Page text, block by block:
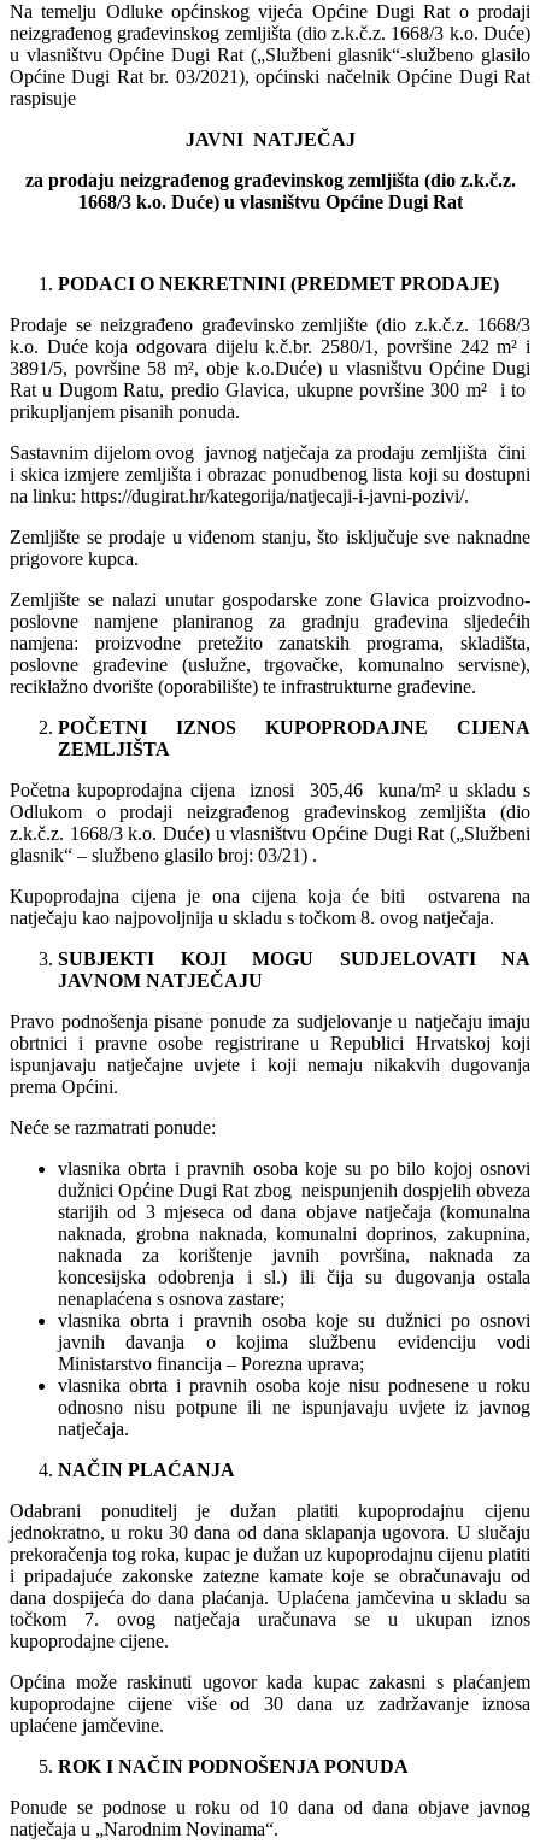
Na temelju Odluke općinskog vijeća Općine Dugi Rat o prodaji
neizgrađenog građevinskog zemljišta (dio z.k.č.z. 1668/3 k.o. Duće)
u vlasništvu Općine Dugi Rat („Službeni glasnik“-službeno glasilo
Općine Dugi Rat br. 03/2021), općinski načelnik Općine Dugi Rat
raspisuje
JAVNI NATJEČAJ
za prodaju neizgrađenog građevinskog zemljišta (dio z.k.č.z.
1668/3 k.o. Duće) u vlasništvu Općine Dugi Rat
PODACI O NEKRETNINI (PREDMET PRODAJE)
Prodaje se neizgrađeno građevinsko zemljište (dio z.k.č.z. 1668/3
k.o. Duće koja odgovara dijelu k.č.br. 2580/1, površine 242 m² i
3891/5, površine 58 m², obje k.o.Duće) u vlasništvu Općine Dugi
Rat u Dugom Ratu, predio Glavica, ukupne površine 300 m² i to
prikupljanjem pisanih ponuda.
Sastavnim dijelom ovog javnog natječaja za prodaju zemljišta čini
i skica izmjere zemljišta i obrazac ponudbenog lista koji su dostupni
na linku: https://dugirat.hr/kategorija/natjecaji-i-javni-pozivi/.
Zemljište se prodaje u viđenom stanju, što isključuje sve naknadne
prigovore kupca.
Zemljište se nalazi unutar gospodarske zone Glavica proizvodno-
poslovne namjene planiranog za gradnju građevina sljedećih
namjena: proizvodne pretežito zanatskih programa, skladišta,
poslovne građevine (uslužne, trgovačke, komunalno servisne),
reciklažno dvorište (oporabilište) te infrastrukturne građevine.
POČETNI IZNOS KUPOPRODAJNE CIJENA
ZEMLJIŠTA
Početna kupoprodajna cijena iznosi 305,46 kuna/m² u skladu s
Odlukom o prodaji neizgrađenog građevinskog zemljišta (dio
z.k.č.z. 1668/3 k.o. Duće) u vlasništvu Općine Dugi Rat („Službeni
glasnik“ – službeno glasilo broj: 03/21) .
Kupoprodajna cijena je ona cijena koja će biti ostvarena na
natječaju kao najpovoljnija u skladu s točkom 8. ovog natječaja.
SUBJEKTI KOJI MOGU SUDJELOVATI NA
JAVNOM NATJEČAJU
Pravo podnošenja pisane ponude za sudjelovanje u natječaju imaju
obrtnici i pravne osobe registrirane u Republici Hrvatskoj koji
ispunjavaju natječajne uvjete i koji nemaju nikakvih dugovanja
prema Općini.
Neće se razmatrati ponude:
vlasnika obrta i pravnih osoba koje su po bilo kojoj osnovi
dužnici Općine Dugi Rat zbog neispunjenih dospjelih obveza
starijih od 3 mjeseca od dana objave natječaja (komunalna
naknada, grobna naknada, komunalni doprinos, zakupnina,
naknada za korištenje javnih površina, naknada za
koncesijska odobrenja i sl.) ili čija su dugovanja ostala
nenaplaćena s osnova zastare;
vlasnika obrta i pravnih osoba koje su dužnici po osnovi
javnih davanja o kojima službenu evidenciju vodi
Ministarstvo financija – Porezna uprava;
vlasnika obrta i pravnih osoba koje nisu podnesene u roku
odnosno nisu potpune ili ne ispunjavaju uvjete iz javnog
natječaja.
NAČIN PLAĆANJA
Odabrani ponuditelj je dužan platiti kupoprodajnu cijenu
jednokratno, u roku 30 dana od dana sklapanja ugovora. U slučaju
prekoračenja tog roka, kupac je dužan uz kupoprodajnu cijenu platiti
i pripadajuće zakonske zatezne kamate koje se obračunavaju od
dana dospijeća do dana plaćanja. Uplaćena jamčevina u skladu sa
točkom 7. ovog natječaja uračunava se u ukupan iznos
kupoprodajne cijene.
Općina može raskinuti ugovor kada kupac zakasni s plaćanjem
kupoprodajne cijene više od 30 dana uz zadržavanje iznosa
uplaćene jamčevine.
ROK I NAČIN PODNOŠENJA PONUDA
Ponude se podnose u roku od 10 dana od dana objave javnog
natječaja u „Narodnim Novinama“.